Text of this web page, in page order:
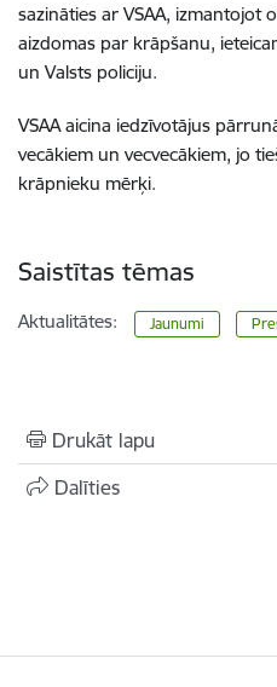
sazināties ar VSAA, izmantojot
aizdomas par krāpšanu,
un Valsts policiju.
VSAA aicina iedzīvotājus
vecākiem un vecvecākiem, jo
krāpnieku mērķi.
Saistītas tēmas
Aktualitātes: Jaunumi
Drukāt lapu
Dalīties